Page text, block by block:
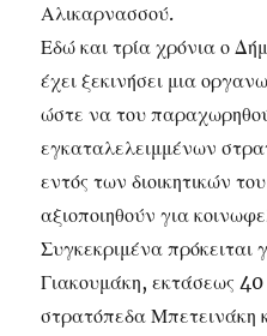
Αλικαρνασσού.
Εδώ και τρία χρόνια ο
έχει ξεκινήσει μια
ώστε να του
εγκαταλελειμμένων
εντός των διοικητικών
αξιοποιηθούν για
Συγκεκριμένα πρόκειται
Γιακουμάκη, εκτάσεως
στρατόπεδα Μπετεινάκη